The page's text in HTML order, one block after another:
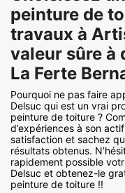
peinture de
travaux à
valeur sûre à
La Ferte
Pourquoi ne pas faire
Delsuc qui est un vrai
peinture de toiture ?
d’expériences à son
satisfaction et sachez
résultats obtenus.
rapidement possible
Delsuc et obtenez-le
peinture de toiture !!